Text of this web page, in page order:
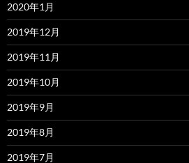
2020年1月
2019年12月
2019年11月
2019年10月
2019年9月
2019年8月
2019年7月